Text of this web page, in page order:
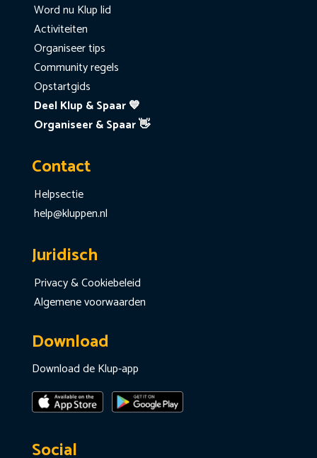
Word nu Klup lid
Activiteiten
Organiseer tips
Community regels
Opstartgids
Deel Klup & Spaar 💙
Organiseer & Spaar 👋
Contact
Helpsectie
help@kluppen.nl
Juridisch
Privacy & Cookiebeleid
Algemene voorwaarden
Download
Download de Klup-app
Social